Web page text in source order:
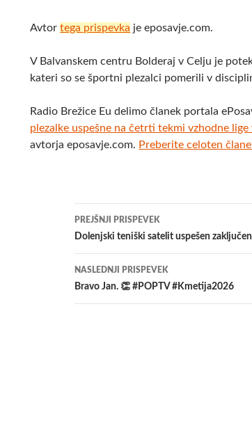
Avtortega prispevka je eposavje.com.
V Balvanskem centru Bolderaj v Celju je
kateri so se športni plezalci pomerili v
Radio Brežice Eu delimo članek portala
plezalke uspešne na četrti tekmi vzhodne lige
avtorja eposavje.com. Preberite celoten
Krmarjenje
po
prispevkih
PREJŠNJI PRISPEVEK
Dolenjski teniški satelit uspešen zaključen
NASLEDNJI PRISPEVEK
Bravo Jan. 👏 #POPTV #Kmetija2026